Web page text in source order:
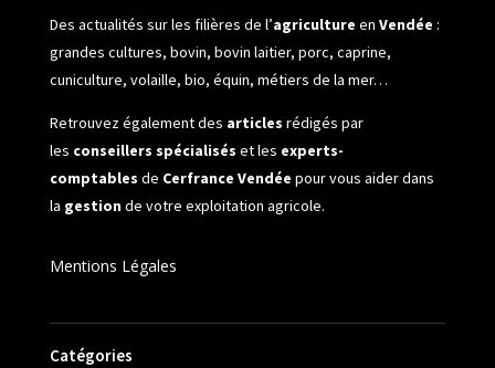
Des actualités sur les filières de l’agriculture en Vendée :
grandes cultures, bovin, bovin laitier, porc, caprine,
cuniculture, volaille, bio, équin, métiers de la mer…
Retrouvez également des articles rédigés par
les conseillers spécialisés et les experts-
comptables de Cerfrance Vendée pour vous aider dans
la gestionde votre exploitation agricole.
Mentions Légales
Catégories